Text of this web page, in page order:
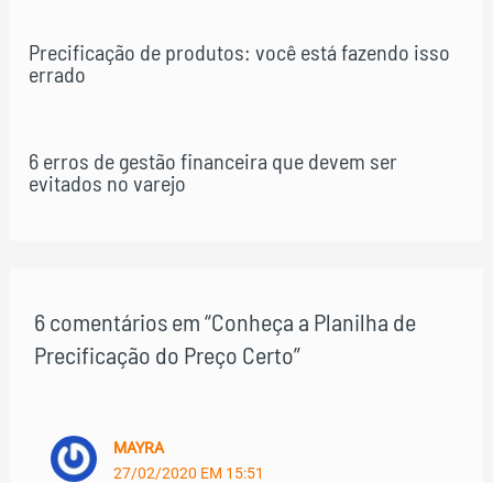
Precificação de produtos: você está fazendo isso
errado
6 erros de gestão financeira que devem ser
evitados no varejo
6 comentários em “Conheça a Planilha de
Precificação do Preço Certo”
MAYRA
27/02/2020 EM 15:51